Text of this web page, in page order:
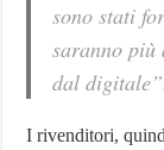
sono stati
saranno più
dal
I rivenditori,